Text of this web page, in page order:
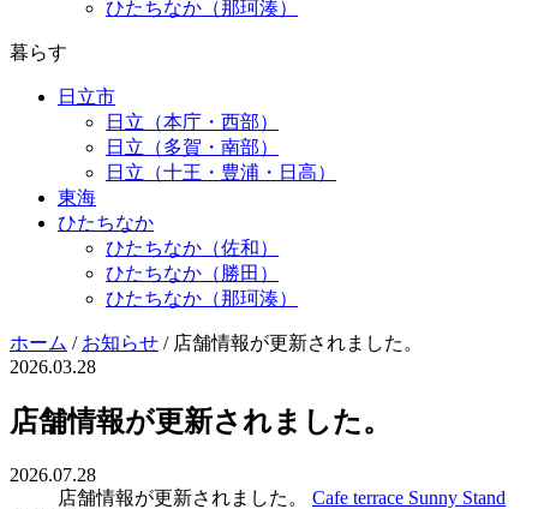
ひたちなか（那珂湊）
暮らす
日立市
日立（本庁・西部）
日立（多賀・南部）
日立（十王・豊浦・日高）
東海
ひたちなか
ひたちなか（佐和）
ひたちなか（勝田）
ひたちなか（那珂湊）
ホーム / お知らせ / 店舗情報が更新されました。
2026.03.28
店舗情報が更新されました。
2026.07.28
店舗情報が更新されました。
Cafe terrace Sunny Stand